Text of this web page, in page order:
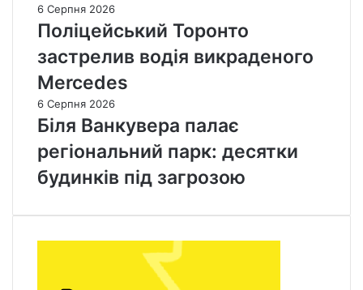
6 Серпня 2026
Поліцейський Торонто
застрелив водія викраденого
Mercedes
6 Серпня 2026
Біля Ванкувера палає
регіональний парк: десятки
будинків під загрозою